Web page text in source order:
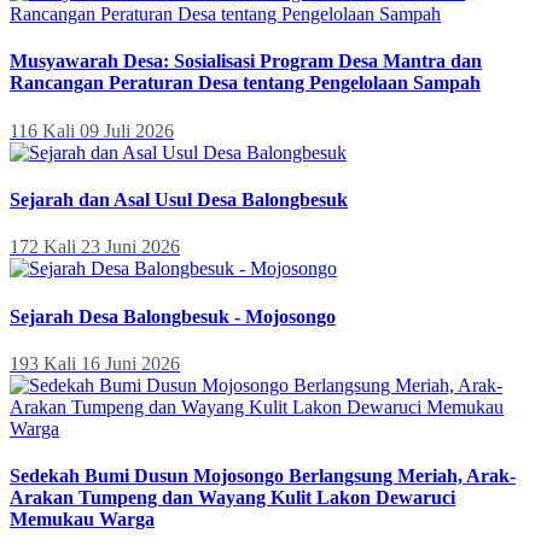
Musyawarah Desa: Sosialisasi Program Desa Mantra dan
Rancangan Peraturan Desa tentang Pengelolaan Sampah
116 Kali 09 Juli 2026
Sejarah dan Asal Usul Desa Balongbesuk
172 Kali 23 Juni 2026
Sejarah Desa Balongbesuk - Mojosongo
193 Kali 16 Juni 2026
Sedekah Bumi Dusun Mojosongo Berlangsung Meriah, Arak-
Arakan Tumpeng dan Wayang Kulit Lakon Dewaruci
Memukau Warga